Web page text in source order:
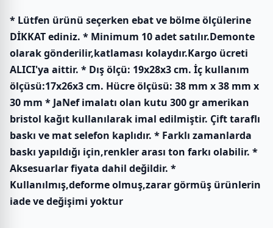
* Lütfen ürünü seçerken ebat ve bölme ölçülerine
DİKKAT ediniz. * Minimum 10 adet satılır.Demonte
olarak gönderilir,katlaması kolaydır.Kargo ücreti
ALICI'ya aittir. * Dış ölçü: 19x28x3 cm. İç kullanım
ölçüsü:17x26x3 cm. Hücre ölçüsü: 38 mm x 38 mm x
30 mm * JaNef imalatı olan kutu 300 gr amerikan
bristol kağıt kullanılarak imal edilmiştir. Çift taraflı
baskı ve mat selefon kaplıdır. * Farklı zamanlarda
baskı yapıldığı için,renkler arası ton farkı olabilir. *
Aksesuarlar fiyata dahil değildir. *
Kullanılmış,deforme olmuş,zarar görmüş ürünlerin
iade ve değişimi yoktur